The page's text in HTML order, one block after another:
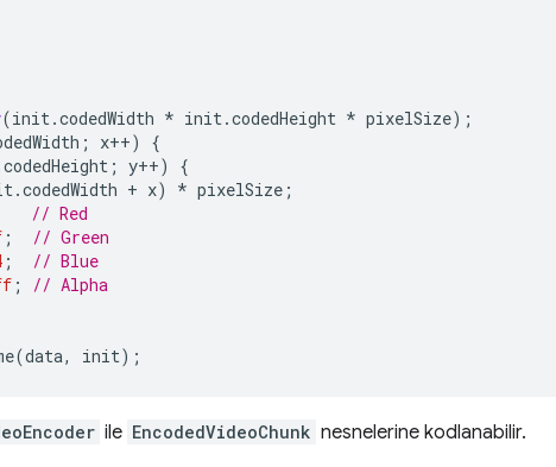
(init.codedWidth * init.codedHeight * pixelSize);
; x++)
{
codedHeight ; y++)
{
.codedWidth + x) * pixelSize ;
// Red
;
// Green
;
// Blue
;
// Alpha
(data, init);
ile EncodedVideoChunk nesnelerine kodlanabilir.